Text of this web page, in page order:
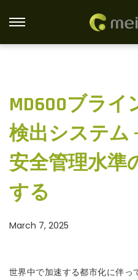
MD600ブライ
検出システム
安全管理水準
する
March 7, 2025
世界中で加速する都市化に伴っ